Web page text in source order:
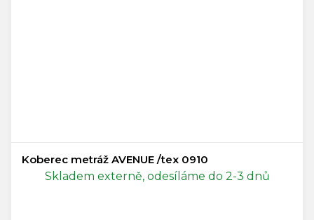
Koberec metráž AVENUE /tex 0910
Skladem externě, odesíláme do 2-3 dnů